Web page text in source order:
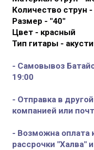
Количество струн -
Размер - "40"
Цвет - красный
Тип гитары -
- Самовывоз
19:00
- Отправка в
компанией или
- Возможна оплата
рассрочки "Халва"